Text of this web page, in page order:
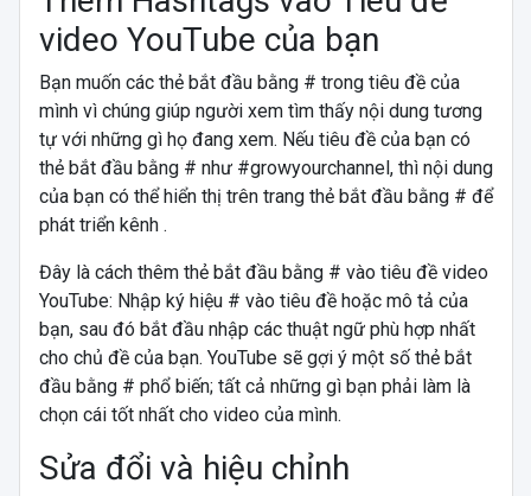
video YouTube của bạn
Bạn muốn các thẻ bắt đầu bằng # trong tiêu đề của
mình vì chúng giúp người xem tìm thấy nội dung tương
tự với những gì họ đang xem. Nếu tiêu đề của bạn có
thẻ bắt đầu bằng # như #growyourchannel, thì nội dung
của bạn có thể hiển thị trên trang thẻ bắt đầu bằng # để
phát triển kênh .
Đây là cách thêm thẻ bắt đầu bằng # vào tiêu đề video
YouTube: Nhập ký hiệu # vào tiêu đề hoặc mô tả của
bạn, sau đó bắt đầu nhập các thuật ngữ phù hợp nhất
cho chủ đề của bạn. YouTube sẽ gợi ý một số thẻ bắt
đầu bằng # phổ biến; tất cả những gì bạn phải làm là
chọn cái tốt nhất cho video của mình.
Sửa đổi và hiệu chỉnh